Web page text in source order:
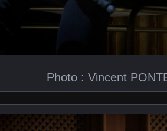
Photo : Vincent